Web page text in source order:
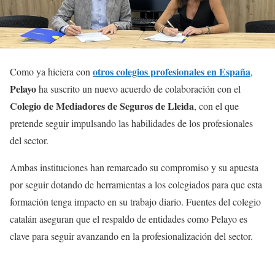
Como ya hiciera con otros colegios profesionales en España,
Pelayoha suscrito un nuevo acuerdo de colaboración con el
Colegio de Mediadores de Seguros de Lleida, con el que
pretende seguir impulsando las habilidades de los profesionales
del sector.
Ambas instituciones han remarcado su compromiso y su apuesta
por seguir dotando de herramientas a los colegiados para que esta
formación tenga impacto en su trabajo diario. Fuentes del colegio
catalán aseguran que el respaldo de entidades como Pelayo es
clave para seguir avanzando en la profesionalización del sector.